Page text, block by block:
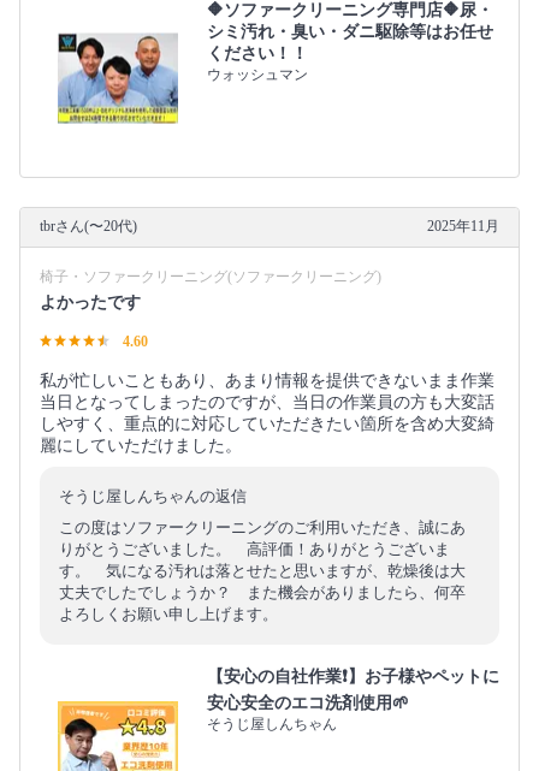
🔶ソファークリーニング専門店🔶尿・
シミ汚れ・臭い・ダニ駆除等はお任せ
ください！！
ウォッシュマン
tbrさん(〜20代) 2025年11月
椅子・ソファークリーニング(ソファークリーニング)
よかったです
4.60
私が忙しいこともあり、あまり情報を提供できないまま作業
当日となってしまったのですが、当日の作業員の方も大変話
しやすく、重点的に対応していただきたい箇所を含め大変綺
麗にしていただけました。
そうじ屋しんちゃんの返信
この度はソファークリーニングのご利用いただき、誠にあ
りがとうございました。 高評価！ありがとうございま
す。 気になる汚れは落とせたと思いますが、乾燥後は大
丈夫でしたでしょうか？ また機会がありましたら、何卒
よろしくお願い申し上げます。
【安心の自社作業❗️】お子様やペットに
安心安全のエコ洗剤使用🌱
そうじ屋しんちゃん